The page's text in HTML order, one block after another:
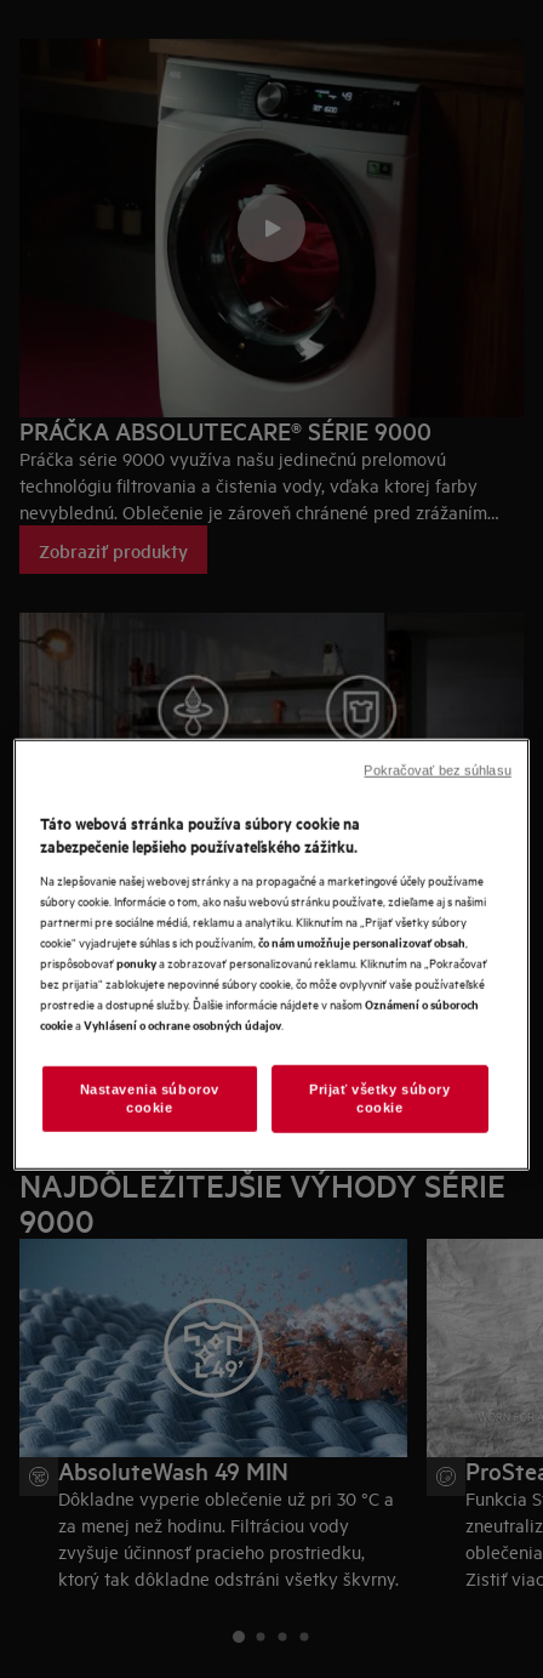
PRÁČKA ABSOLUTECARE® SÉRIE 9000
Práčka série 9000 využíva našu jedinečnú prelomovú
technológiu filtrovania a čistenia vody, vďaka ktorej farby
nevyblednú. Oblečenie je zároveň chránené pred zrážaním
Zobraziť produkty
HLAVNÉ TECHNOLÓGIE SÉRIE 9000
SOFTWATER – obmedzuje blednutie farieb a chráni
POWERCARE – účinne odstraňuje škvrny za menej než
PROSTEAM® – neutralizuje pachy a osviežuje oblečenie
PRECISEWASH – efektívne sa stará o odevy vďaka
automatickému prispôsobeniu spotreby energie
NAJDÔLEŽITEJŠIE VÝHODY SÉRIE
9000
AbsoluteWash 49 MIN
Dôkladne vyperie oblečenie už pri 30 °C a
za menej než hodinu. Filtráciou vody
zvyšuje účinnosť pracieho prostriedku,
ktorý tak dôkladne odstráni všetky škvrny.
Funkcia
Zistiť viac
Táto webová stránka používa súbory cookie na
zabezpečenie lepšieho používateľského zážitku.
Na zlepšovanie našej webovej stránky a na propagačné a marketingové účely používame
súbory cookie. Informácie o tom, ako našu webovú stránku používate, zdieľame aj s našimi
partnermi pre sociálne médiá, reklamu a analytiku. Kliknutím na „Prijať všetky súbory
cookie“ vyjadrujete súhlas s ich používaním,čo nám umožňuje personalizovať obsah,
prispôsobovaťponukya zobrazovať personalizovanú reklamu. Kliknutím na „Pokračovať
bez prijatia“ zablokujete nepovinné súbory cookie, čo môže ovplyvniť vaše používateľské
prostredie a dostupné služby. Ďalšie informácie nájdete v našomOznámení o súboroch
cookieaVyhlásení o ochrane osobných údajov.
Nastavenia súborov
cookie
Prijať všetky súbory
cookie
Pokračovať bez súhlasu